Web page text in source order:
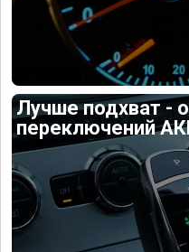
Лучше подхват -
переключений